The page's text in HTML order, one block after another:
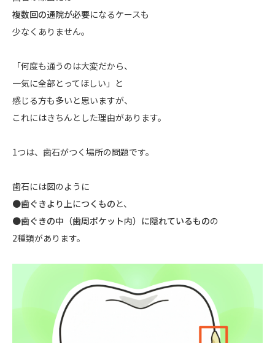
複数回の通院が必要になるケースも
少なくありません。
「何度も通うのは大変だから、
一気に全部とってほしい」と
感じる方も多いと思いますが、
これにはきちんとした理由があります。
1つは、歯石がつく場所の問題です。
歯石には図のように
●歯ぐきより上につくものと、
●歯ぐきの中（歯周ポケット内）に隠れているものの
2種類があります。